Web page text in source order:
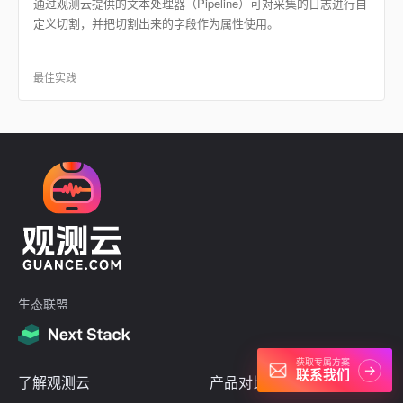
定义切割，并把切割出来的字段作为属性使用。
最佳实践
获取专属方案
联系我们 →
生态联盟
了解观测云 产品对比